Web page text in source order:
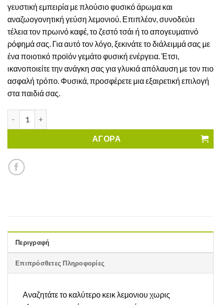
γευστική εμπειρία με πλούσιο φυσικό άρωμα και
αναζωογονητική γεύση λεμονιού. Επιπλέον, συνοδεύει
τέλεια τον πρωινό καφέ, το ζεστό τσάι ή το απογευματινό
ρόφημά σας. Για αυτό τον λόγο, ξεκινάτε το διάλειμμά σας με
ένα ποιοτικό προϊόν γεμάτο φυσική ενέργεια. Έτσι,
ικανοποιείτε την ανάγκη σας για γλυκιά απόλαυση με τον πιο
ασφαλή τρόπο. Φυσικά, προσφέρετε μια εξαιρετική επιλογή
στα παιδιά σας.
ΑΓΟΡΑ
Περιγραφή
Επιπρόσθετες Πληροφορίες
Αναζητάτε το καλύτερο κεικ λεμονιου χωρις